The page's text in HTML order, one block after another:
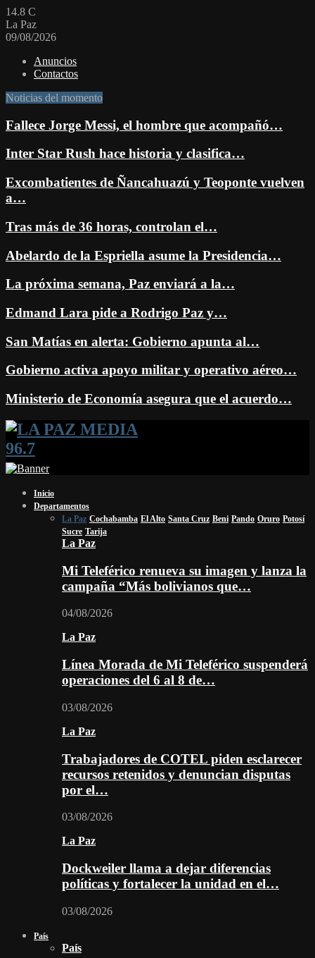
14.8 C
La Paz
09/08/2026
Anuncios
Contactos
Noticias del momento
Fallece Jorge Messi, el hombre que acompañó…
Inter Star Rush hace historia y clasifica…
Excombatientes de Ñancahuazú y Teoponte vuelven
a…
Tras más de 36 horas, controlan el…
Abelardo de la Espriella asume la Presidencia…
La próxima semana, Paz enviará a la…
Edmand Lara pide a Rodrigo Paz y…
San Matías en alerta: Gobierno apunta al…
Gobierno activa apoyo militar y operativo aéreo…
Ministerio de Economía asegura que el acuerdo…
Facebook
Twitter
Instagram
Youtube
Email
Twitch
Whatsapp
Inicio
Departamentos
La Paz Cochabamba El Alto Santa Cruz Beni Pando Oruro Potosí
Sucre Tarija
La Paz
Mi Teleférico renueva su imagen y lanza la
campaña “Más bolivianos que…
04/08/2026
La Paz
Línea Morada de Mi Teleférico suspenderá
operaciones del 6 al 8 de…
03/08/2026
La Paz
Trabajadores de COTEL piden esclarecer
recursos retenidos y denuncian disputas
por el…
03/08/2026
La Paz
Dockweiler llama a dejar diferencias
políticas y fortalecer la unidad en el…
03/08/2026
País
País